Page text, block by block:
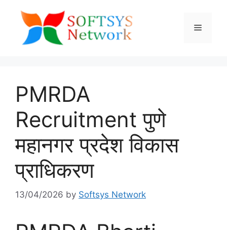
content
Menu
PMRDA
Recruitment पुणे
महानगर प्रदेश विकास
प्राधिकरण
13/04/2026 by Softsys Network